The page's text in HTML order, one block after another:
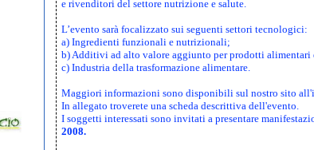
e rivenditori del settore nutrizione e salute.
L’evento sarà focalizzato sui seguenti settori tecnologici:
a) Ingredienti funzionali e nutrizionali;
b) Additivi ad alto valore aggiunto per prodotti alimentari
c) Industria della trasformazione alimentare.
Maggiori informazioni sono disponibili sul nostro sito
In allegato troverete una scheda descrittiva dell'evento.
I soggetti interessati sono invitati a presentare
2008.